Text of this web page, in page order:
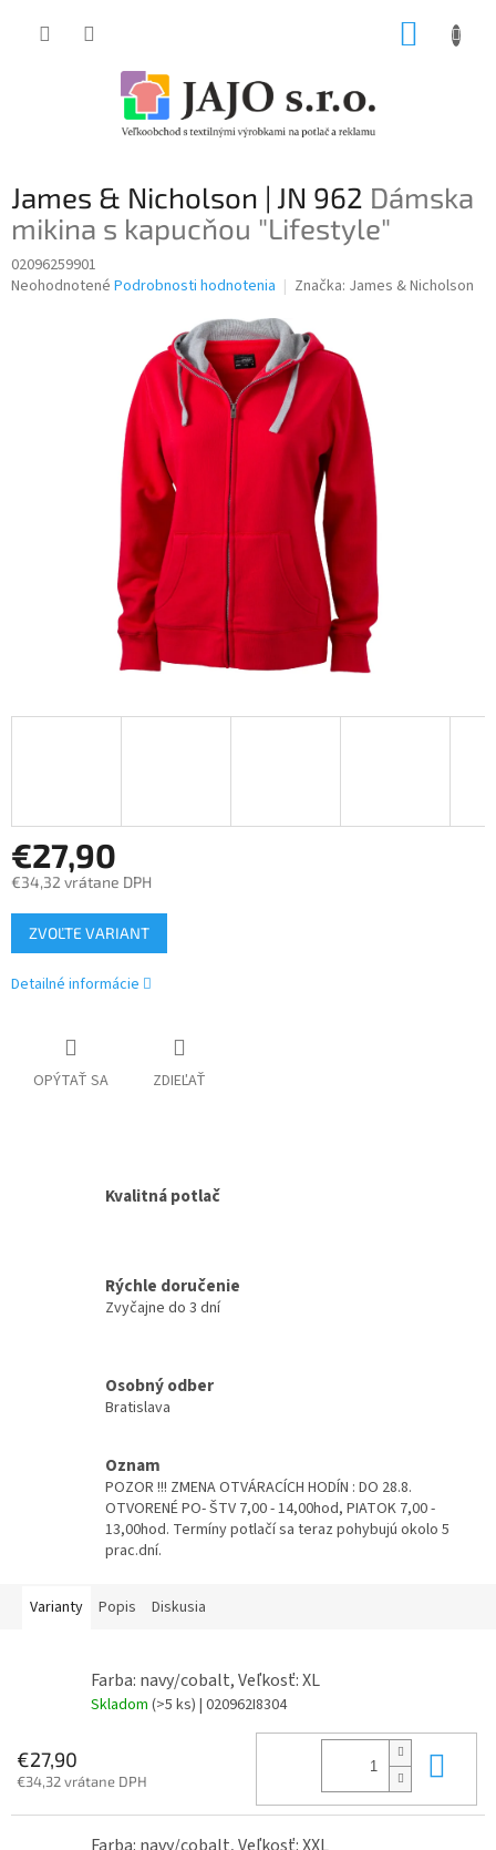
James & Nicholson | JN 962 Dámska
mikina s kapucňou "Lifestyle"
02096259901
Priemerné
Neohodnotené Podrobnosti hodnotenia Značka: James & Nicholson
€27,90
€34,32 vrátane DPH
Jednotková
cena:
ZVOĽTE VARIANT
Detailné informácie
OPÝTAŤ SA ZDIEĽAŤ
Kvalitná potlač
Rýchle doručenie
Zvyčajne do 3 dní
Osobný odber
Bratislava
Oznam
POZOR !!! ZMENA OTVÁRACÍCH HODÍN : DO 28.8.
OTVORENÉ PO- ŠTV 7,00 - 14,00hod, PIATOK 7,00 -
13,00hod. Termíny potlačí sa teraz pohybujú okolo 5
prac.dní.
Varianty Popis Diskusia
Farba: navy/cobalt, Veľkosť: XL
Skladom (>5 ks) | 020962I8304
€27,90
€34,32 vrátane DPH
Farba: navy/cobalt, Veľkosť: XXL